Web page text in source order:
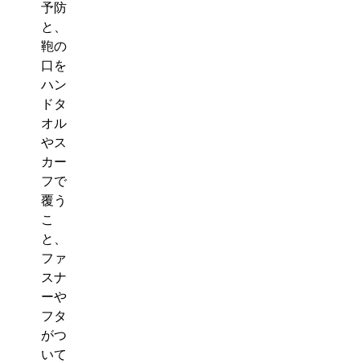
予防
と、
鞄の
口を
ハン
ドタ
オル
やス
カー
フで
覆う
こ
と、
ファ
スナ
ーや
フタ
がつ
いて